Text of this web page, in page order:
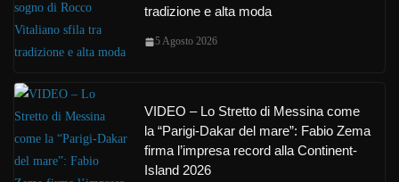
tradizione e alta moda
5 Agosto 2026
VIDEO – Lo Stretto di Messina come
la “Parigi-Dakar del mare”: Fabio Zema
firma l’impresa record alla Continent-
Island 2026